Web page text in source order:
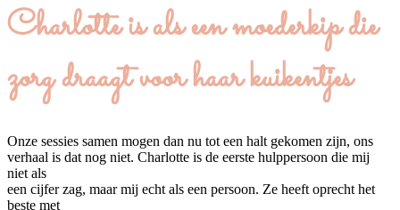
Charlotte is als een moederkip die
zorg draagt voor haar kuikentjes
Onze sessies samen mogen dan nu tot een halt gekomen zijn, ons
verhaal is dat nog niet. Charlotte is de eerste hulppersoon die mij
niet als
een cijfer zag, maar mij echt als een persoon. Ze heeft oprecht het
beste met